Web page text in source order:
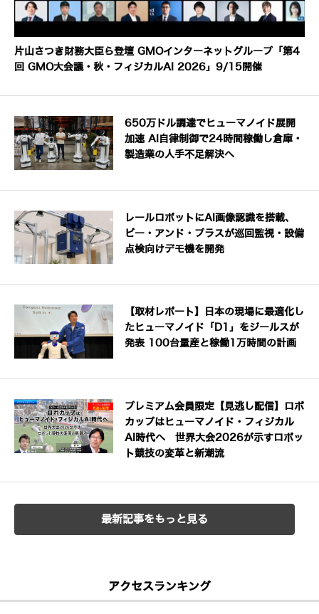
片山さつき財務大臣ら登壇 GMOインターネットグループ「第4
回 GMO大会議・秋・フィジカルAI 2026」9/15開催
650万ドル調達でヒューマノイド展開
加速 AI自律制御で24時間稼働し倉庫・
製造業の人手不足解決へ
レールロボットにAI画像認識を搭載、
ビー・アンド・プラスが巡回監視・設備
点検向けデモ機を開発
【取材レポート】日本の現場に最適化し
たヒューマノイド「D1」をジールスが
発表 100台量産と稼働1万時間の計画
プレミアム会員限定【見逃し配信】ロボ
カップはヒューマノイド・フィジカル
AI時代へ 世界大会2026が示すロボッ
ト競技の変革と新潮流
最新記事をもっと見る
アクセスランキング